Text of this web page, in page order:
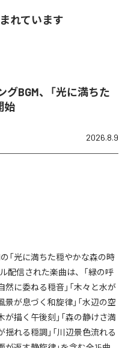
れています
BGM、「光に満ちた
始
2026.8.9
「光に満ちた穏やかな森の時
配信された楽曲は、「緑の呼
然に委ねる穏音」「木々と水が
景が息づく和旋律」「水辺の空
が描く午後刻」「森の静けさ満
揺れる穏調」「川辺景色流れる